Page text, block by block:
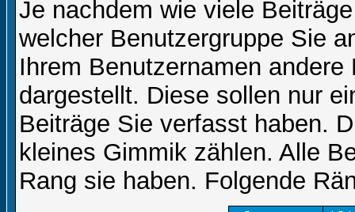
Je nachdem wie viele
welcher Benutzergruppe Sie
Ihrem Benutzernamen
dargestellt. Diese sollen nur
Beiträge Sie verfasst haben.
kleines Gimmik zählen. Alle
Rang sie haben. Folgende